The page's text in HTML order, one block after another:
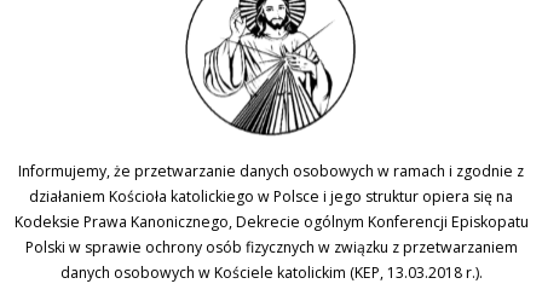
Informujemy, że przetwarzanie danych osobowych w ramach i zgodnie z
działaniem Kościoła katolickiego w Polsce i jego struktur opiera się na
Kodeksie Prawa Kanonicznego, Dekrecie ogólnym Konferencji Episkopatu
Polski w sprawie ochrony osób fizycznych w związku z przetwarzaniem
danych osobowych w Kościele katolickim (KEP, 13.03.2018 r.).